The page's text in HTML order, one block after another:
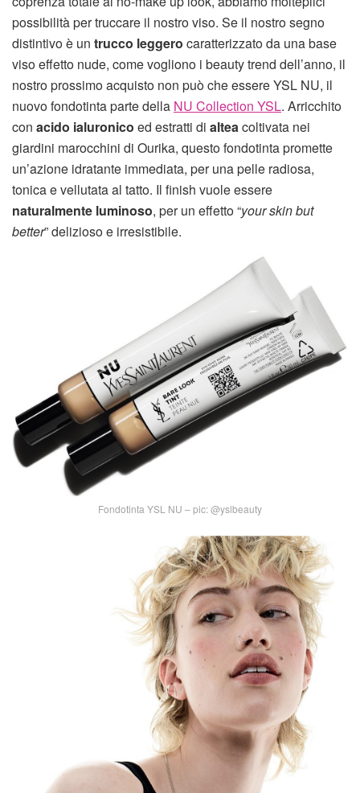
possibilità per truccare il nostro viso. Se il nostro segno
distintivo è un trucco leggero caratterizzato da una base
viso effetto nude, come vogliono i beauty trend dell’anno, il
nostro prossimo acquisto non può che essere YSL NU, il
nuovo fondotinta parte della NU Collection YSL. Arricchito
con acido ialuronico ed estratti di alteacoltivata nei
giardini marocchini di Ourika, questo fondotinta promette
un’azione idratante immediata, per una pelle radiosa,
tonica e vellutata al tatto. Il finish vuole essere
naturalmente luminoso, per un effetto “your skin but
better” delizioso e irresistibile.
Fondotinta YSL NU – pic: @yslbeauty